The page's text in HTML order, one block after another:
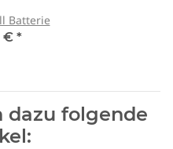
Batterie
€ *
dazu folgende